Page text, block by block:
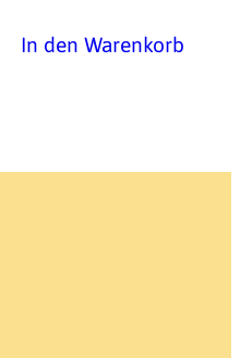
In den Warenkorb